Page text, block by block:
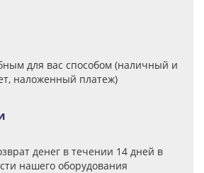
для вас способом (наличный и
наложенный платеж)
денег в течении 14 дней в
нашего оборудования